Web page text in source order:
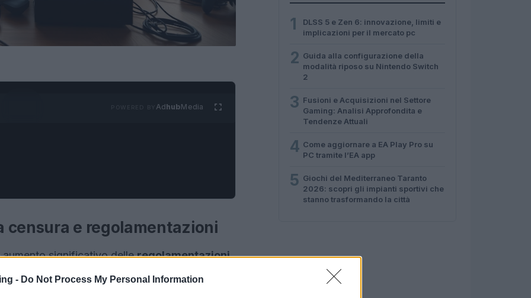
- Do Not Process My Personal Information
AdhubMedia
censura e regolamentazioni
significativo delleregolamentazioni
un rapporto di
Gartner
, il 65% delle
leggi per controllare i contenuti dei giochi.
1
DLSS 5 e Zen 6: innovazione, limiti e
implicazioni per il mercato pc
2 Guida alla configurazione della
modalità riposo su Nintendo Switch
2
3 Fusioni e Acquisizioni nel Settore
Gaming: Analisi Approfondita e
Tendenze Attuali
4 Come aggiornare a EA Play Pro su
PC tramite l’EA app
5 Giochi del Mediterraneo Taranto
2026: scopri gli impianti sportivi che
stanno trasformando la città